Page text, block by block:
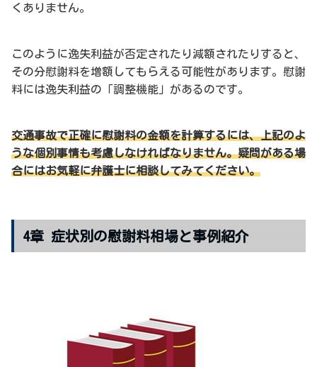
くありません。
このように逸失利益が否定されたり減額されたりすると、
その分慰謝料を増額してもらえる可能性があります。慰謝
料には逸失利益の「調整機能」があるのです。
交通事故で正確に慰謝料の金額を計算するには、上記のよ
うな個別事情も考慮しなければなりません。疑問がある場
合にはお気軽に弁護士に相談してみてください。
4章 症状別の慰謝料相場と事例紹介